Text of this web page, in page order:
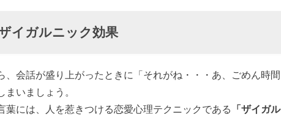
イガルニック効果
、会話が盛り上がったときに「それがね・・・あ、ごめん時間
いましょう。
には、人を惹きつける恋愛心理テクニックである
「ザイガル